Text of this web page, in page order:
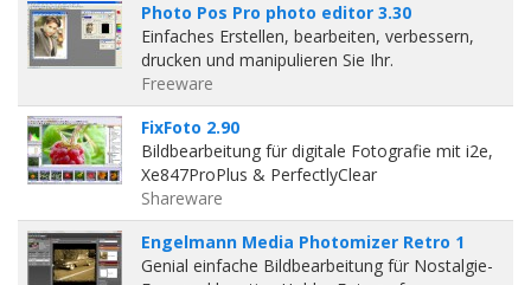
Photo Pos Pro photo editor 3.30
Einfaches Erstellen, bearbeiten, verbessern,
drucken und manipulieren Sie Ihr.
Freeware
FixFoto 2.90
Bildbearbeitung für digitale Fotografie mit i2e,
Xe847ProPlus & PerfectlyClear
Shareware
Engelmann Media Photomizer Retro 1
Genial einfache Bildbearbeitung für Nostalgie-